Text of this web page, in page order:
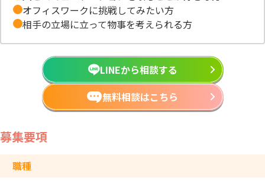
オフィスワークに挑戦してみたい方
相手の立場に立って物事を考えられる方
LINEから相談する
無料相談はこちら
募集要項
職種